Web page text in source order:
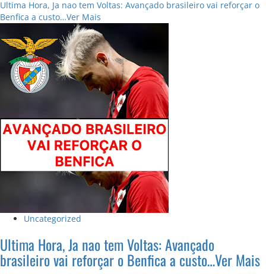
more
about
nao
tem
Volta:
Futebolista
Com
Esta
Na
Lista
FC
Ultima Hora, Ja nao tem Voltas: Avançado brasileiro vai reforçar o
Benfica a custo…Ver Mais
Uncategorized
Ultima Hora, Ja nao tem Voltas: Avançado
brasileiro vai reforçar o Benfica a custo…Ver Mais